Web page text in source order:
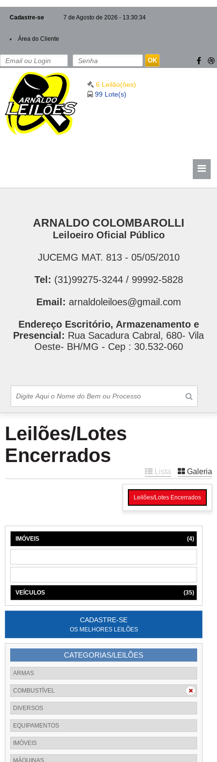
Cadastre-se 7 de Agosto de 2026 - 13:30:34
Área do Cliente
OK
6 Leilão(ões)
99 Lote(s)
ARNALDO COLOMBAROLLI
Leiloeiro Oficial Público
JUCEMG MAT. 813 - 05/05/2010
Tel: (31)99275-3244 / 99992-5828
Email: arnaldoleiloes@gmail.com
Endereço Escritório, Armazenamento e
Presencial: Rua Sacadura Cabral, 680- Vila
Oeste- BH/MG - Cep : 30.532-060
Leilões/Lotes
Encerrados
Lista Galeria
Leilões/Lotes Encerrados
IMÓVEIS (4)
VEÍCULOS (35)
CADASTRE-SE
OS MELHORES LEILÕES
CATEGORIAS/LEILÕES
ARMAS
COMBUSTÍVEL
DIVERSOS
EQUIPAMENTOS
IMÓVEIS
MÁQUINAS